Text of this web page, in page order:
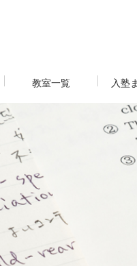
教室一覧 入塾